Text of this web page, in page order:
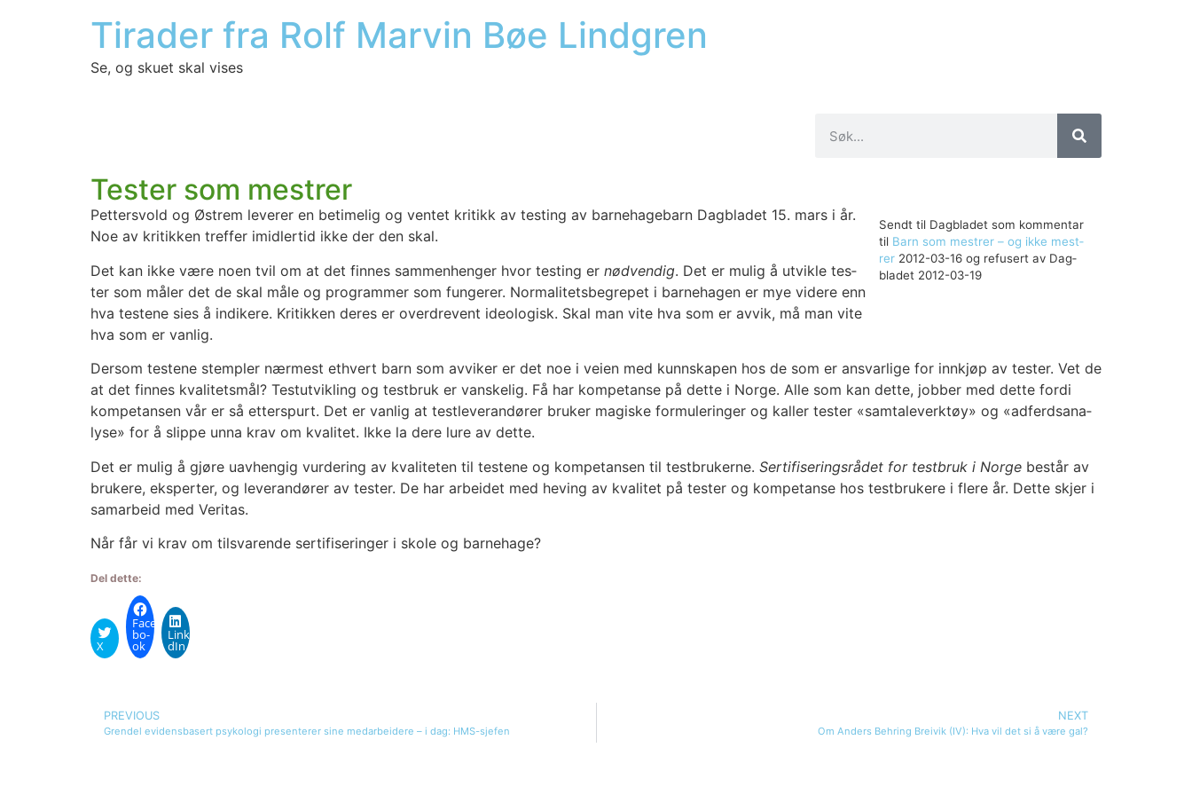
Tirader fra Rolf Marvin Bøe Lindgren
Se, og skuet skal vises
Tester som mestrer
Sendt til Dag­bla­det som kom­men­tar
til Barn som mest­rer – og ikke mest­
rer2012-03-16 og refu­sert av Dag­
bla­det 2012-03-19
Petter­s­vold og Øst­rem leve­rer en beti­me­lig og ven­tet kri­tikk av tes­ting av barne­hage­barn Dag­bla­det 15. mars i år.
Noe av kri­tik­ken tref­fer imid­ler­tid ikke der den skal.
Det kan ikke være noen tvil om at det fin­nes sam­men­hen­ger hvor tes­ting er nød­ven­dig. Det er mulig å utvik­le tes­
ter som måler det de skal måle og pro­gram­mer som fun­ge­rer. Nor­ma­li­tets­be­gre­pet i barne­ha­gen er mye vide­re enn
hva tes­te­ne sies å indi­ke­re. Kri­tik­ken deres er over­dre­vent ideo­lo­gisk. Skal man vite hva som er avvik, må man vite
hva som er van­lig.
Der­som tes­te­ne stemp­ler nær­mest ethvert barn som avvi­ker er det noe i vei­en med kunn­ska­pen hos de som er ansvar­li­ge for inn­kjøp av tes­ter. Vet de
at det fin­nes kva­li­tets­mål? Test­ut­vik­ling og test­bruk er vans­ke­lig. Få har kom­pe­tan­se på det­te i Nor­ge. Alle som kan det­te, job­ber med det­te for­di
kom­pe­tan­sen vår er så etter­spurt. Det er van­lig at test­le­ve­ran­dø­rer bru­ker magis­ke for­mu­le­rin­ger og kal­ler tes­ter «sam­ta­le­verk­tøy» og «adferds­ana­
ly­se» for å slip­pe unna krav om kva­li­tet. Ikke la dere lure av det­te.
Det er mulig å gjø­re uav­hen­gig vur­de­ring av kva­li­te­ten til tes­te­ne og kom­pe­tan­sen til test­bru­ker­ne. Ser­ti­fi­se­rings­rå­det for test­bruk i Nor­ge består av
bru­ke­re, eks­per­ter, og leve­ran­dø­rer av tes­ter. De har arbei­det med heving av kva­li­tet på tes­ter og kom­pe­tan­se hos test­bru­ke­re i fle­re år. Det­te skjer i
sam­ar­beid med Veri­tas.
Når får vi krav om til­sva­ren­de ser­ti­fi­se­rin­ger i sko­le og barne­hage?
Del dette:
X
Face­
bo­
ok
Linke­
dIn
PREVIOUS
Grendel evidensbasert psykologi presenterer sine medarbeidere – i dag: HMS-sjefen
NEXT
Om Anders Behring Breivik (IV): Hva vil det si å være gal?